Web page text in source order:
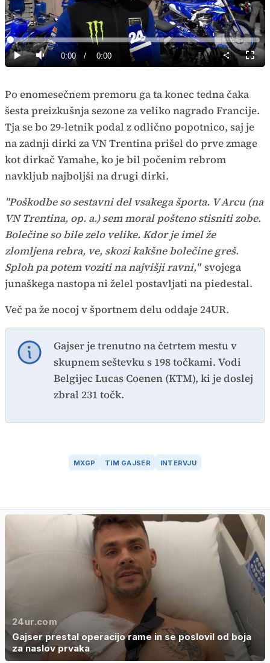
Predvajaj
PredvajajTiho Current
0:00 / Duration
0:00
Loaded:
0%
način
Po enomesečnem premoru ga ta konec tedna čaka
šesta preizkušnja sezone za veliko nagrado Francije.
Tja se bo 29-letnik podal z odlično popotnico, saj je
na zadnji dirki za VN Trentina prišel do prve zmage
kot dirkač Yamahe, ko je bil počenim rebrom
navkljub najboljši na drugi dirki.
"Poškodbe so sestavni del vsakega športa. V Arcu (na
VN Trentina, op. a.) sem moral pošteno stisniti zobe.
Bolečine so bile zelo velike. Kdor je imel že
zlomljena rebra, ve, skozi kakšne bolečine greš.
Sploh pa potem voziti na najvišji ravni," svojega
junaškega nastopa ni želel postavljati na piedestal.
Več pa že nocoj v športnem delu oddaje 24UR.
Gajser je trenutno na četrtem mestu v
skupnem seštevku s 198 točkami. Vodi
Belgijec Lucas Coenen (KTM), ki je doslej
zbral 231 točk.
MXGP TIM GAJSER INTERVJU
24ur.com
Gajser prestal operacijo rame in se poslovil od boja
za naslov prvaka